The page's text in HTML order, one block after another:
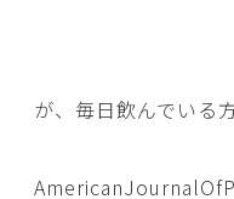
が、毎日飲んでいる